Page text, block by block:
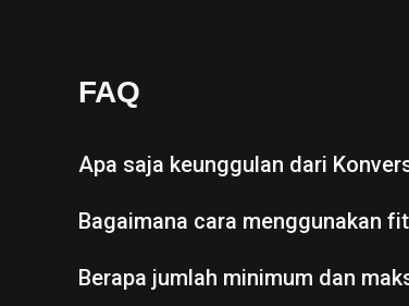
FAQ
Apa saja keunggulan dari
Bagaimana cara menggunakan
Berapa jumlah minimum dan